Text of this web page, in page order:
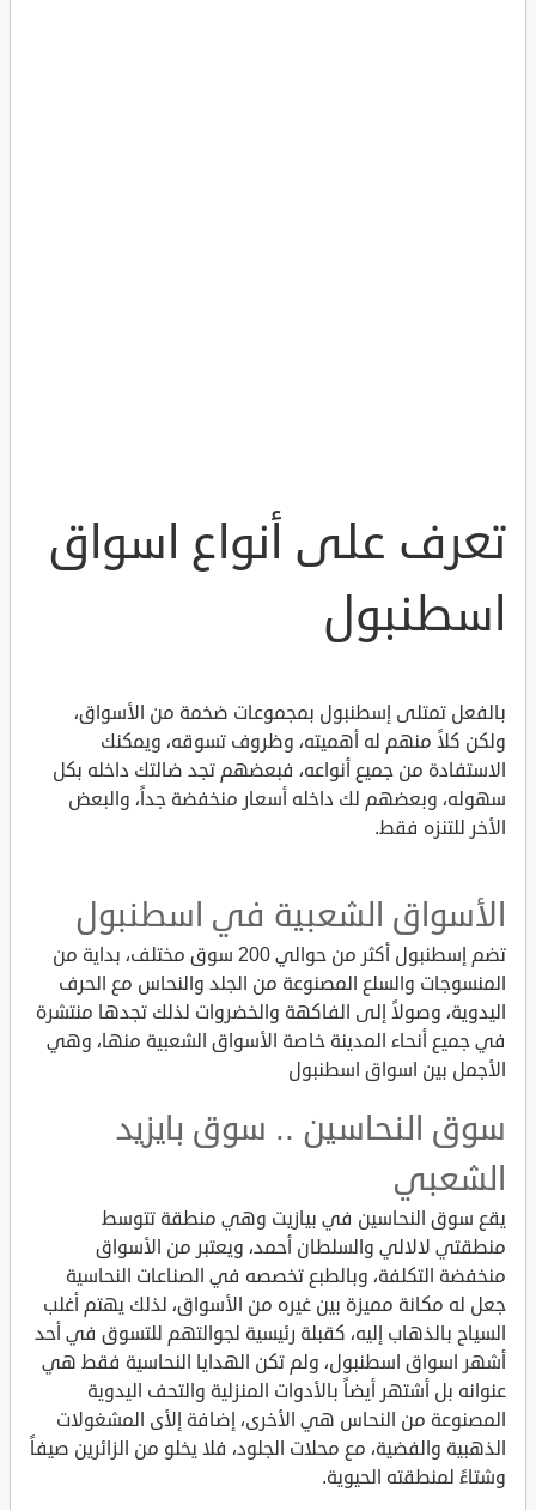
تعرف على أنواع اسواق
اسطنبول
بالفعل تمتلى إسطنبول بمجموعات ضخمة من الأسواق،
ولكن كلاً منهم له أهميته، وظروف تسوقه، ويمكنك
الاستفادة من جميع أنواعه، فبعضهم تجد ضالتك داخله بكل
سهوله، وبعضهم لك داخله أسعار منخفضة جداً، والبعض
الأخر للتنزه فقط.
الأسواق الشعبية في اسطنبول
تضم إسطنبول أكثر من حوالي 200 سوق مختلف، بداية من
المنسوجات والسلع المصنوعة من الجلد والنحاس مع الحرف
اليدوية، وصولاً إلى الفاكهة والخضروات لذلك تجدها منتشرة
في جميع أنحاء المدينة خاصة الأسواق الشعبية منها، وهي
الأجمل بين اسواق اسطنبول
سوق النحاسين .. سوق بايزيد
الشعبي
يقع سوق النحاسين في بيازيت وهي منطقة تتوسط
منطقتي لالالي والسلطان أحمد، ويعتبر من الأسواق
منخفضة التكلفة، وبالطبع تخصصه في الصناعات النحاسية
جعل له مكانة مميزة بين غيره من الأسواق، لذلك يهتم أغلب
السياح بالذهاب إليه، كقبلة رئيسية لجوالتهم للتسوق في أحد
أشهر اسواق اسطنبول، ولم تكن الهدايا النحاسية فقط هي
عنوانه بل أشتهر أيضاً بالأدوات المنزلية والتحف اليدوية
المصنوعة من النحاس هي الأخرى، إضافة إلأى المشغولات
الذهبية والفضية، مع محلات الجلود، فلا يخلو من الزائرين صيفاً
وشتاءً لمنطقته الحيوية.